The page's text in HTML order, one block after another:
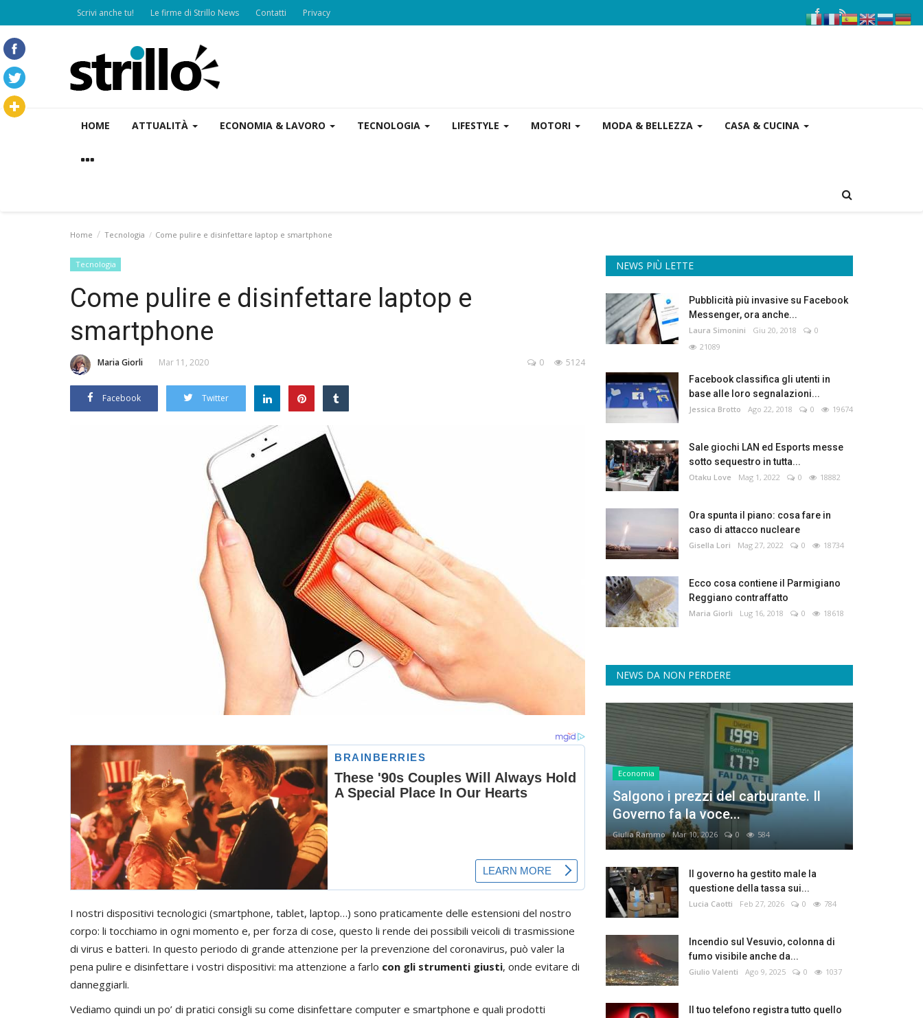
Scrivi anche tu! Le firme di Strillo News Contatti Privacy
HOME ATTUALITÀ ECONOMIA & LAVORO TECNOLOGIA LIFESTYLE MOTORI MODA & BELLEZZA CASA & CUCINA
Home Tecnologia Come pulire e disinfettare laptop e smartphone
Tecnologia
Come pulire e disinfettare laptop e
smartphone
Maria Giorli Mar 11, 2020 5124
0
Facebook Twitter
I nostri dispositivi tecnologici (smartphone, tablet, laptop…) sono praticamente delle estensioni del nostro
corpo: li tocchiamo in ogni momento e, per forza di cose, questo li rende dei possibili veicoli di trasmissione
di virus e batteri. In questo periodo di grande attenzione per la prevenzione del coronavirus, può valer la
pena pulire e disinfettare i vostri dispositivi: ma attenzione a farlo con gli strumenti giusti, onde evitare di
danneggiarli.
Vediamo quindi un po’ di pratici consigli su come disinfettare computer e smartphone e quali prodotti
NEWS PIÙ LETTE
Pubblicità più invasive su Facebook
Messenger, ora anche...
Laura Simonini Giu 20, 2018
0
21089
Facebook classifica gli utenti in
base alle loro segnalazioni...
Jessica Brotto Ago 22, 2018 0 19674
Sale giochi LAN ed Esports messe
sotto sequestro in tutta...
Otaku Love Mag 1, 2022 0 18882
Ora spunta il piano: cosa fare in
caso di attacco nucleare
Gisella Lori Mag 27, 2022 0 18734
Ecco cosa contiene il Parmigiano
Reggiano contraffatto
Maria Giorli Lug 16, 2018 0 18618
NEWS DA NON PERDERE
Economia
Salgono i prezzi del carburante. Il
Governo fa la voce...
Giulia Rammo Mar 10, 2026 0 584
Il governo ha gestito male la
questione della tassa sui...
Lucia Caotti Feb 27, 2026 0 784
Incendio sul Vesuvio, colonna di
fumo visibile anche da...
Giulio Valenti Ago 9, 2025 0 1037
Il tuo telefono registra tutto quello